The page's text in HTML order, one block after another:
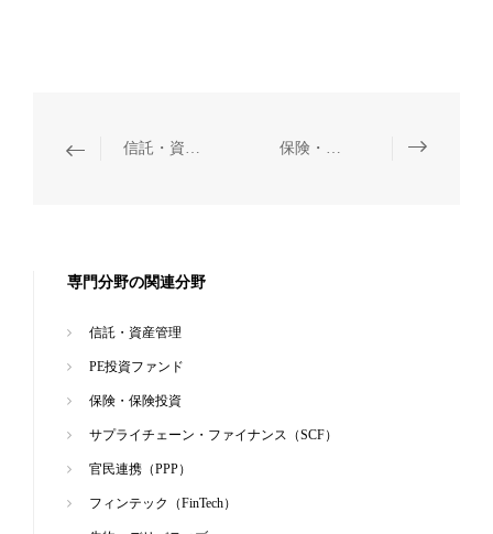
信託・資産管理 保険・保険投資
専門分野の関連分野
信託・資産管理
PE投資ファンド
保険・保険投資
サプライチェーン・ファイナンス（SCF）
官民連携（PPP）
フィンテック（FinTech）